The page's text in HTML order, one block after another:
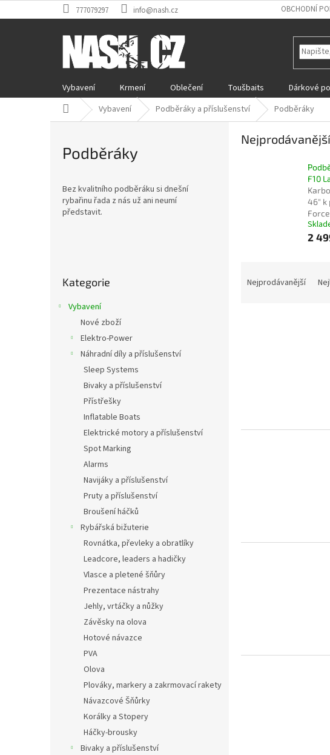
na
777079297 info@nash.cz OBCHODNÍ
Vybavení Krmení Oblečení Toušbaits Dárkové
Domů Vybavení Podběráky a příslušenství Podběráky
Podběráky
Bez kvalitního podběráku si dnešní
rybařinu řada z nás už ani neumí
představit.
kategorie
Kategorie
Vybavení
Nové zboží
Elektro-Power
Náhradní díly a příslušenství
Sleep Systems
Bivaky a příslušenství
Přístřešky
Inflatable Boats
Elektrické motory a příslušenství
Spot Marking
Alarms
Navijáky a příslušenství
Pruty a příslušenství
Broušení háčků
Rybářská bižuterie
Rovnátka, převleky a obratlíky
Leadcore, leaders a hadičky
Vlasce a pletené šňůry
Prezentace nástrahy
Jehly, vrtáčky a nůžky
Závěsky na olova
Hotové návazce
PVA
Olova
Plováky, markery a zakrmovací rakety
Návazcové Šňůrky
Korálky a Stopery
Háčky-brousky
Bivaky a příslušenství
Nejprodávanější
F10
46" k
2
t
Nejprodávanější
d